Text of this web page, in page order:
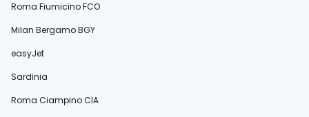
Roma Fiumicino FCO
Milan Bergamo BGY
easyJet
Sardinia
Roma Ciampino CIA